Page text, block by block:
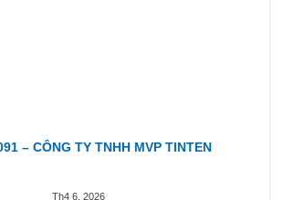
– CÔNG TY TNHH MVP TINTEN
Th4 6, 2026